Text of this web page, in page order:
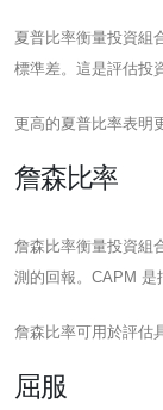
夏普比率衡量投資組
標準差。這是評估投
更高的夏普比率表明
詹森比率
詹森比率衡量投資組
測的回報。CAPM 是
詹森比率可用於評估
屈服